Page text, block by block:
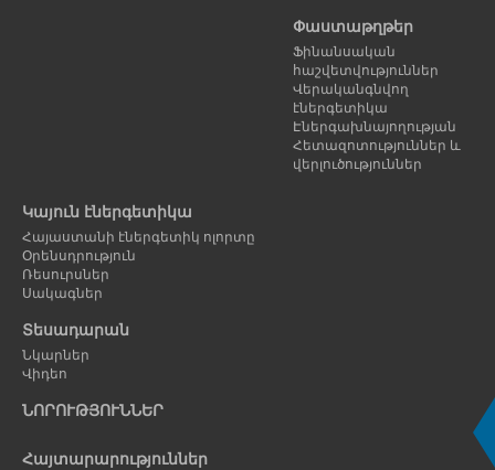
Փաստաթղթեր
Ֆինանսական
հաշվետվություններ
Վերականգնվող
էներգետիկա
Էներգախնայողության
Հետազոտություններ և
վերլուծություններ
Կայուն էներգետիկա
Հայաստանի էներգետիկ ոլորտը
Օրենսդրություն
Ռեսուրսներ
Սակագներ
Տեսադարան
Նկարներ
Վիդեո
ՆՈՐՈՒԹՅՈՒՆՆԵՐ
Հայտարարություններ